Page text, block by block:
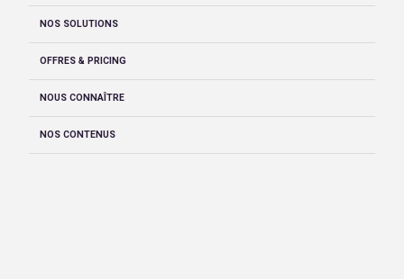
NOS SOLUTIONS
OFFRES & PRICING
NOUS CONNAÎTRE
NOS CONTENUS